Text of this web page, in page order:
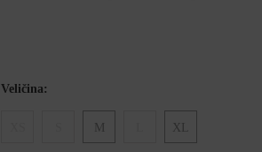
Veličina:
M XL